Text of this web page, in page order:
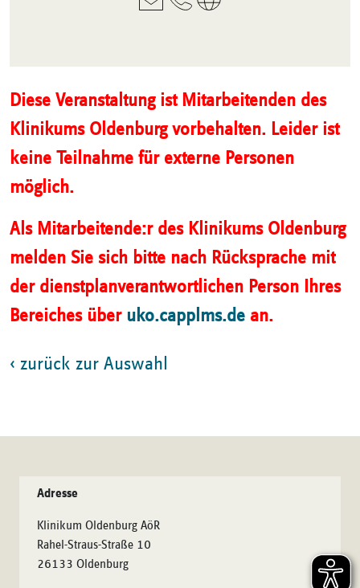
Diese Veranstaltung ist Mitarbeitenden des
Klinikums Oldenburg vorbehalten. Leider ist
keine Teilnahme für externe Personen
möglich.
Als Mitarbeitende:r des Klinikums Oldenburg
melden Sie sich bitte nach Rücksprache mit
der dienstplanverantwortlichen Person Ihres
Bereiches über uko.capplms.de an.
‹ zurück zur Auswahl
Adresse
Klinikum Oldenburg AöR
Rahel-Straus-Straße 10
26133 Oldenburg